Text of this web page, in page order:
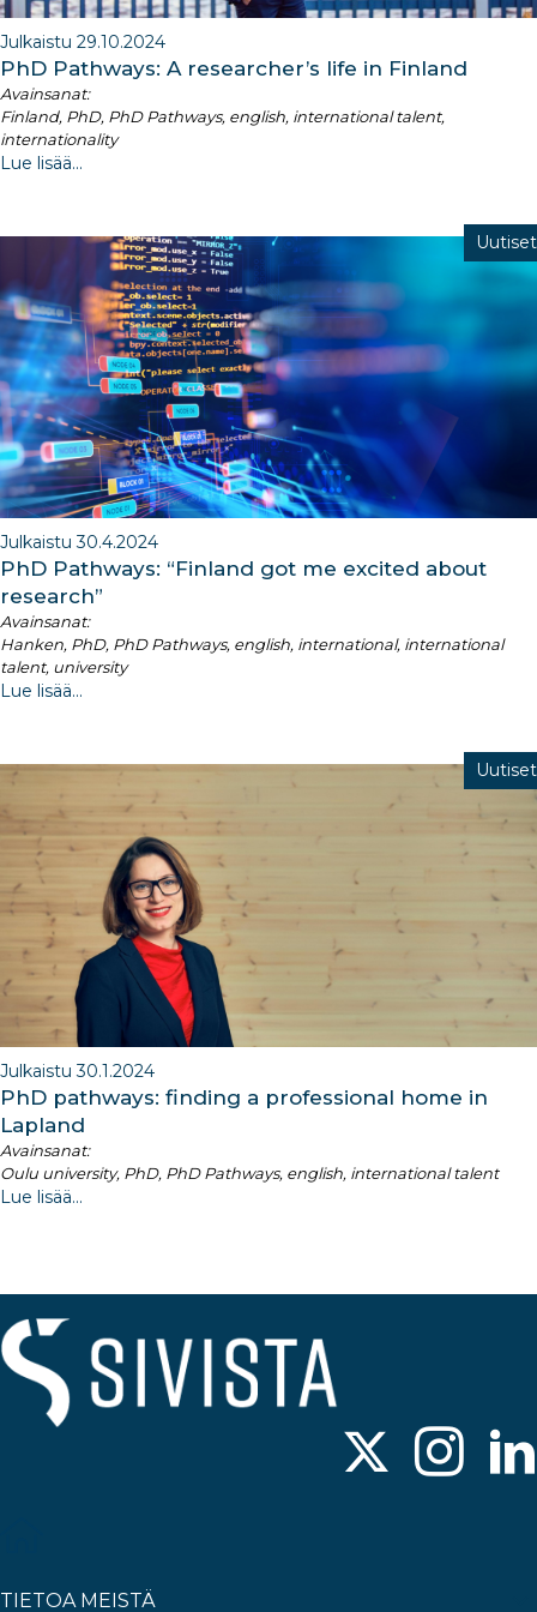
Julkaistu 29.10.2024
PhD Pathways: A researcher’s life in Finland
Avainsanat:
Finland, PhD, PhD Pathways, english, international talent,
internationality
Lue lisää...
Uutiset
Julkaistu 30.4.2024
PhD Pathways: “Finland got me excited about
research”
Avainsanat:
Hanken, PhD, PhD Pathways, english, international, international
talent, university
Lue lisää...
Uutiset
Julkaistu 30.1.2024
PhD pathways: finding a professional home in
Lapland
Avainsanat:
Oulu university, PhD, PhD Pathways, english, international talent
Lue lisää...
TIETOA MEISTÄ